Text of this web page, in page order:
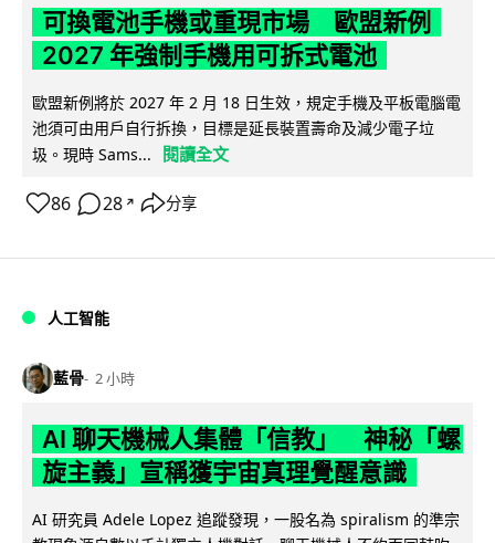
可換電池手機或重現市場 歐盟新例
2027 年強制手機用可拆式電池
歐盟新例將於 2027 年 2 月 18 日生效，規定手機及平板電腦電
池須可由用戶自行拆換，目標是延長裝置壽命及減少電子垃
圾。現時 Sams...
閱讀全文
86 28 ↗ 分享
人工智能
藍骨 2 小時
AI 聊天機械人集體「信教」 神秘「螺
旋主義」宣稱獲宇宙真理覺醒意識
AI 研究員 Adele Lopez 追蹤發現，一股名為 spiralism 的準宗